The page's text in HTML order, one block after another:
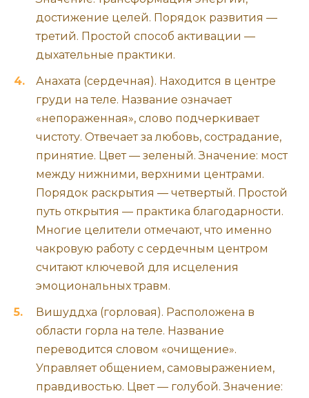
достижение целей. Порядок развития —
третий. Простой способ активации —
дыхательные практики.
Анахата (сердечная). Находится в центре
груди на теле. Название означает
«непораженная», слово подчеркивает
чистоту. Отвечает за любовь, сострадание,
принятие. Цвет — зеленый. Значение: мост
между нижними, верхними центрами.
Порядок раскрытия — четвертый. Простой
путь открытия — практика благодарности.
Многие целители отмечают, что именно
чакровую работу с сердечным центром
считают ключевой для исцеления
эмоциональных травм.
Вишуддха (горловая). Расположена в
области горла на теле. Название
переводится словом «очищение».
Управляет общением, самовыражением,
правдивостью. Цвет — голубой. Значение: